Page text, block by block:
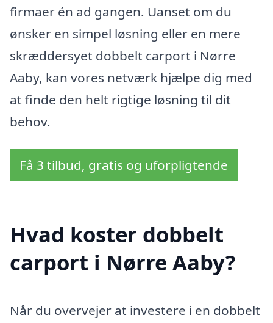
firmaer én ad gangen. Uanset om du
ønsker en simpel løsning eller en mere
skræddersyet dobbelt carport i Nørre
Aaby, kan vores netværk hjælpe dig med
at finde den helt rigtige løsning til dit
behov.
Få 3 tilbud, gratis og uforpligtende
Hvad koster dobbelt
carport i Nørre Aaby?
Når du overvejer at investere i en dobbelt